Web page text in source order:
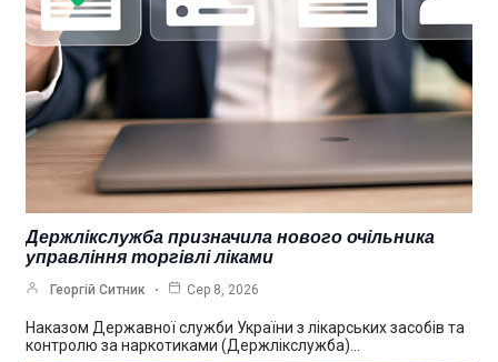
Держлікслужба призначила нового очільника
управління торгівлі ліками
Георгій Ситник Сер 8, 2026
Наказом Державної служби України з лікарських засобів та
контролю за наркотиками (Держлікслужба)…